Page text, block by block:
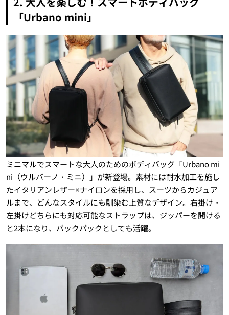
「Urbano mini」
ミニマルでスマートな大人のためのボディバッグ「Urbano mi
ni（ウルバーノ・ミニ）」が新登場。素材には耐水加工を施し
たイタリアンレザー×ナイロンを採用し、スーツからカジュア
ルまで、どんなスタイルにも馴染む上質なデザイン。右掛け・
左掛けどちらにも対応可能なストラップは、ジッパーを開ける
と2本になり、バックパックとしても活躍。